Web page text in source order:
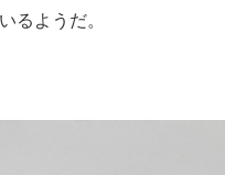
るようだ。